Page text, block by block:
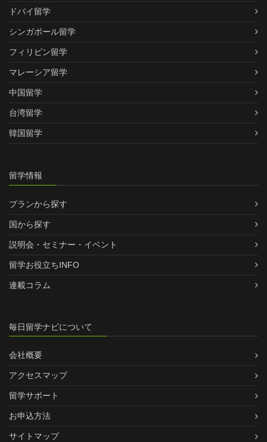
ドバイ留学
シンガポール留学
フィリピン留学
マレーシア留学
中国留学
台湾留学
韓国留学
留学情報
プランから探す
国から探す
説明会・セミナー・イベント
留学お役立ちINFO
連載コラム
毎日留学ナビについて
会社概要
アクセスマップ
留学サポート
お申込方法
サイトマップ